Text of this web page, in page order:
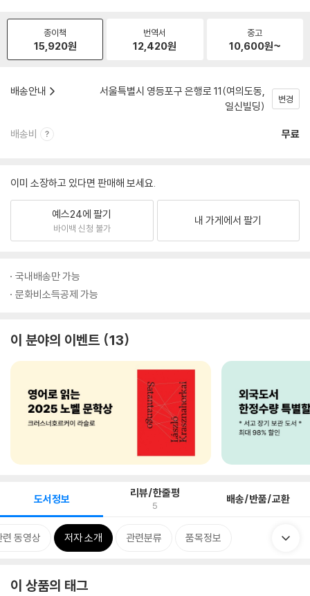
종이책
15,920원
번역서
12,420원
중고
10,600원~
배송안내
서울특별시 영등포구 은행로 11(여의도동,
일신빌딩)
변경
배송비 무료
이미 소장하고 있다면 판매해 보세요.
예스24에 팔기
바이백 신청 불가
내 가게에서 팔기
국내배송만 가능
문화비소득공제 가능
이 분야의 이벤트 13
도서정보 리뷰/한줄평
5 배송/반품/교환
련 동영상 저자 소개 관련분류 품목정보
이 상품의 태그